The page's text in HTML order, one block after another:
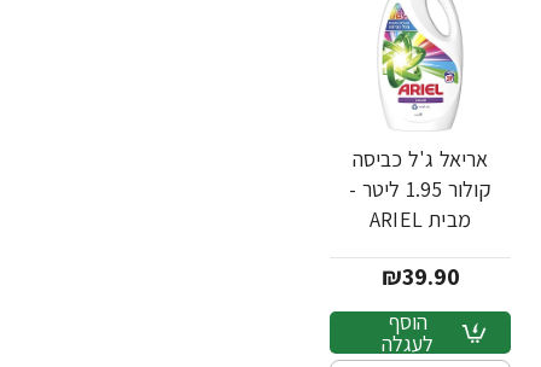
אריאל ג'ל כביסה
קולור 1.95 ליטר -
מבית ARIEL
₪39.90
הוסף
לעגלה